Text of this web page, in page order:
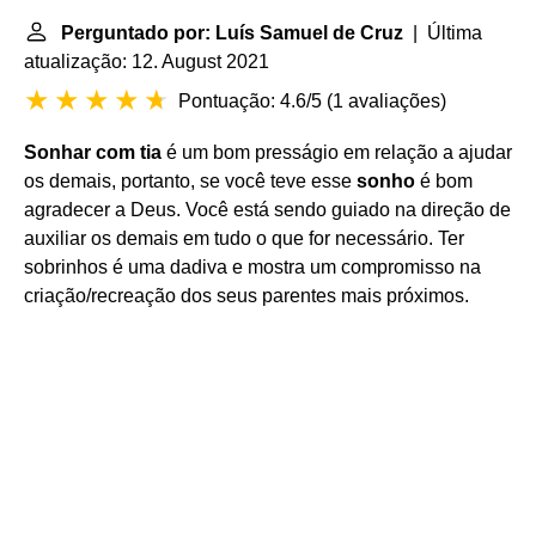
Perguntado por: Luís Samuel de Cruz | Última
atualização: 12. August 2021
Pontuação: 4.6/5 (1 avaliações)
Sonhar com tia é um bom presságio em relação a ajudar
os demais, portanto, se você teve esse sonho é bom
agradecer a Deus. Você está sendo guiado na direção de
auxiliar os demais em tudo o que for necessário. Ter
sobrinhos é uma dadiva e mostra um compromisso na
criação/recreação dos seus parentes mais próximos.